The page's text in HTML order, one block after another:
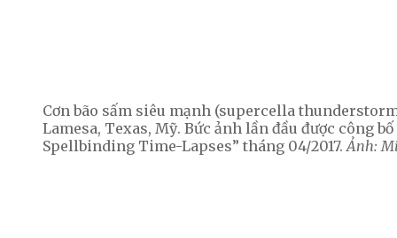
Cơn bão sấm siêu mạnh (supercella
Lamesa, Texas, Mỹ. Bức ảnh lần đầu được công
Spellbinding Time-Lapses” tháng 04/2017.Ảnh: